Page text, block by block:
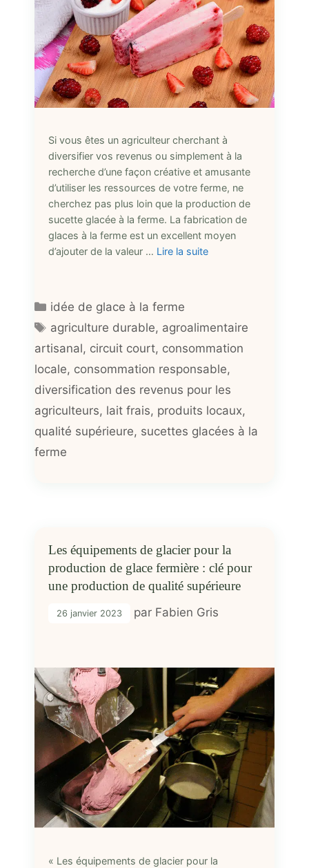
Si vous êtes un agriculteur cherchant à
diversifier vos revenus ou simplement à la
recherche d’une façon créative et amusante
d’utiliser les ressources de votre ferme, ne
cherchez pas plus loin que la production de
sucette glacée à la ferme. La fabrication de
glaces à la ferme est un excellent moyen
d’ajouter de la valeur … Lire la suite
Catégories
idée de glace à la ferme
Étiquettes
agriculture durable, agroalimentaire
artisanal, circuit court, consommation
locale, consommation responsable,
diversification des revenus pour les
agriculteurs, lait frais, produits locaux,
qualité supérieure, sucettes glacées à la
ferme
Les équipements de glacier pour la
production de glace fermière : clé pour
une production de qualité supérieure
26 janvier 2023 par Fabien Gris
« Les équipements de glacier pour la